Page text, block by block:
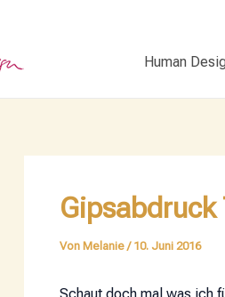
Human
Gipsabdruck
Von Melanie/ 10. Juni 2016